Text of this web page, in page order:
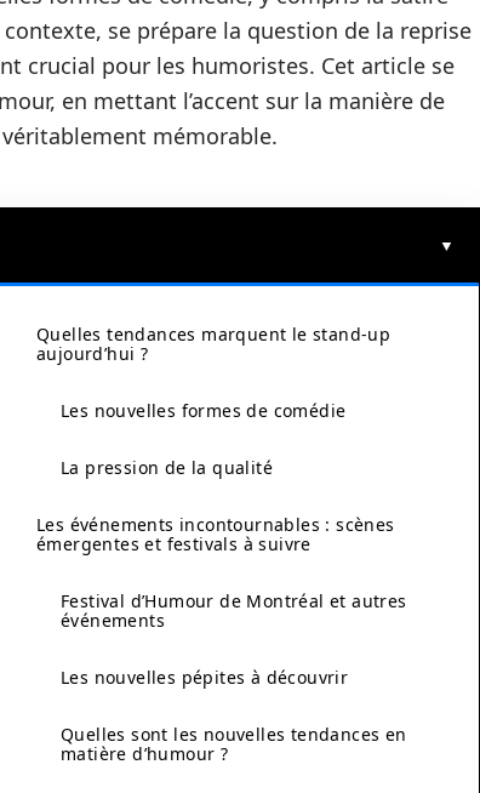
se prépare la question de la reprise
crucial pour les humoristes. Cet article se
en mettant l’accent sur la manière de
mémorable.
Quelles tendances marquent le stand-up
aujourd’hui ?
Les nouvelles formes de comédie
La pression de la qualité
Les événements incontournables : scènes
émergentes et festivals à suivre
Festival d’Humour de Montréal et autres
événements
Les nouvelles pépites à découvrir
Quelles sont les nouvelles tendances en
matière d’humour ?